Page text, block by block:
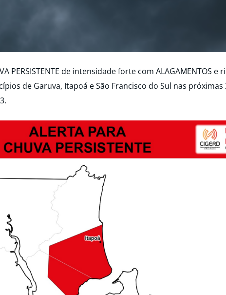
PERSISTENTE de intensidade forte com ALAGAMENTOS e
de Garuva, Itapoá e São Francisco do Sul nas próximas